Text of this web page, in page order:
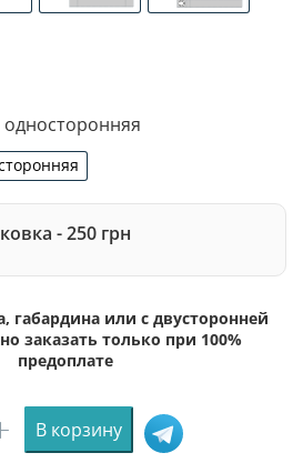
односторонняя
двусторонняя
- 250 грн
габардина или с двусторонней
заказать только при 100%
предоплате
В корзину